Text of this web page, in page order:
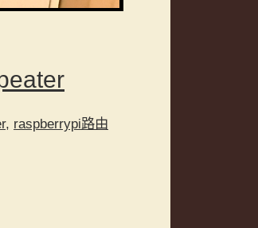
, raspberrypi路由